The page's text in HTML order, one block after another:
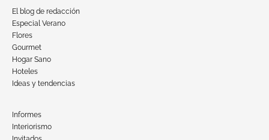
El blog de redacción
Especial Verano
Flores
Gourmet
Hogar Sano
Hoteles
Ideas y tendencias
Informes
Interiorismo